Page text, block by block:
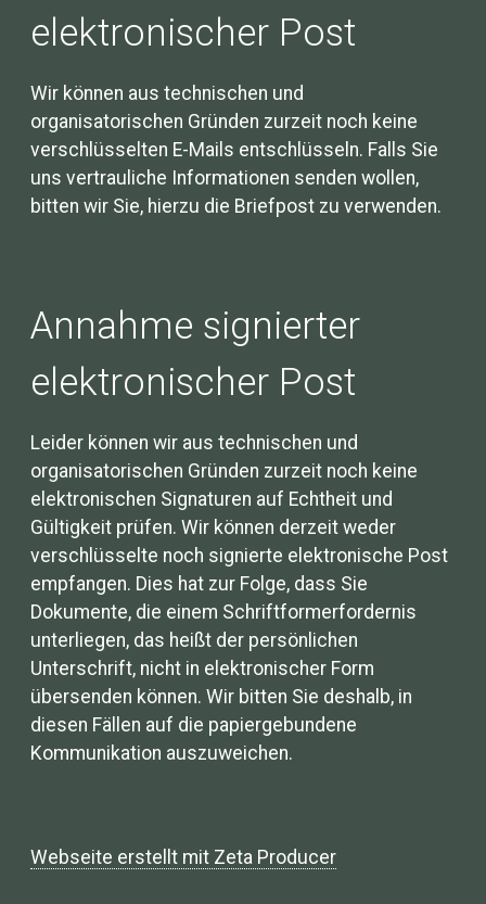
elektronischer Post
Wir können aus technischen und
organisatorischen Gründen zurzeit noch keine
verschlüsselten E-Mails entschlüsseln. Falls Sie
uns vertrauliche Informationen senden wollen,
bitten wir Sie, hierzu die Briefpost zu verwenden.
Annahme signierter
elektronischer Post
Leider können wir aus technischen und
organisatorischen Gründen zurzeit noch keine
elektronischen Signaturen auf Echtheit und
Gültigkeit prüfen. Wir können derzeit weder
verschlüsselte noch signierte elektronische Post
empfangen. Dies hat zur Folge, dass Sie
Dokumente, die einem Schriftformerfordernis
unterliegen, das heißt der persönlichen
Unterschrift, nicht in elektronischer Form
übersenden können. Wir bitten Sie deshalb, in
diesen Fällen auf die papiergebundene
Kommunikation auszuweichen.
Webseite erstellt mit Zeta Producer